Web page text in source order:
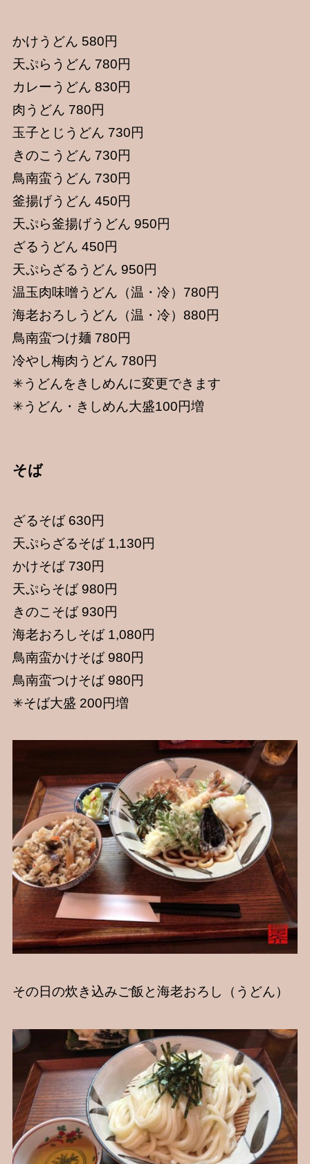
かけうどん 580円
天ぷらうどん 780円
カレーうどん 830円
肉うどん 780円
玉子とじうどん 730円
きのこうどん 730円
鳥南蛮うどん 730円
釜揚げうどん 450円
天ぷら釜揚げうどん 950円
ざるうどん 450円
天ぷらざるうどん 950円
温玉肉味噌うどん（温・冷）780円
海老おろしうどん（温・冷）880円
鳥南蛮つけ麺 780円
冷やし梅肉うどん 780円
✳︎うどんをきしめんに変更できます
✳︎うどん・きしめん大盛100円増
そば
ざるそば 630円
天ぷらざるそば 1,130円
かけそば 730円
天ぷらそば 980円
きのこそば 930円
海老おろしそば 1,080円
鳥南蛮かけそば 980円
鳥南蛮つけそば 980円
✳︎そば大盛 200円増
その日の炊き込みご飯と海老おろし（うどん）